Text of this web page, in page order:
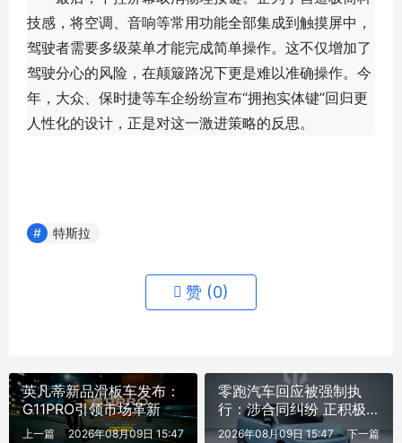
技感，将空调、音响等常用功能全部集成到触摸屏中，
驾驶者需要多级菜单才能完成简单操作。这不仅增加了
驾驶分心的风险，在颠簸路况下更是难以准确操作。今
年，大众、保时捷等车企纷纷宣布“拥抱实体键”回归更
人性化的设计，正是对这一激进策略的反思。
特斯拉
赞 (0)
英凡蒂新品滑板车发布：
G11PRO引领市场革新
上一篇 2026年08月09日 15:47
零跑汽车回应被强制执
行：涉合同纠纷 正积极
磋商
下一篇
2026年08月09日 15:47